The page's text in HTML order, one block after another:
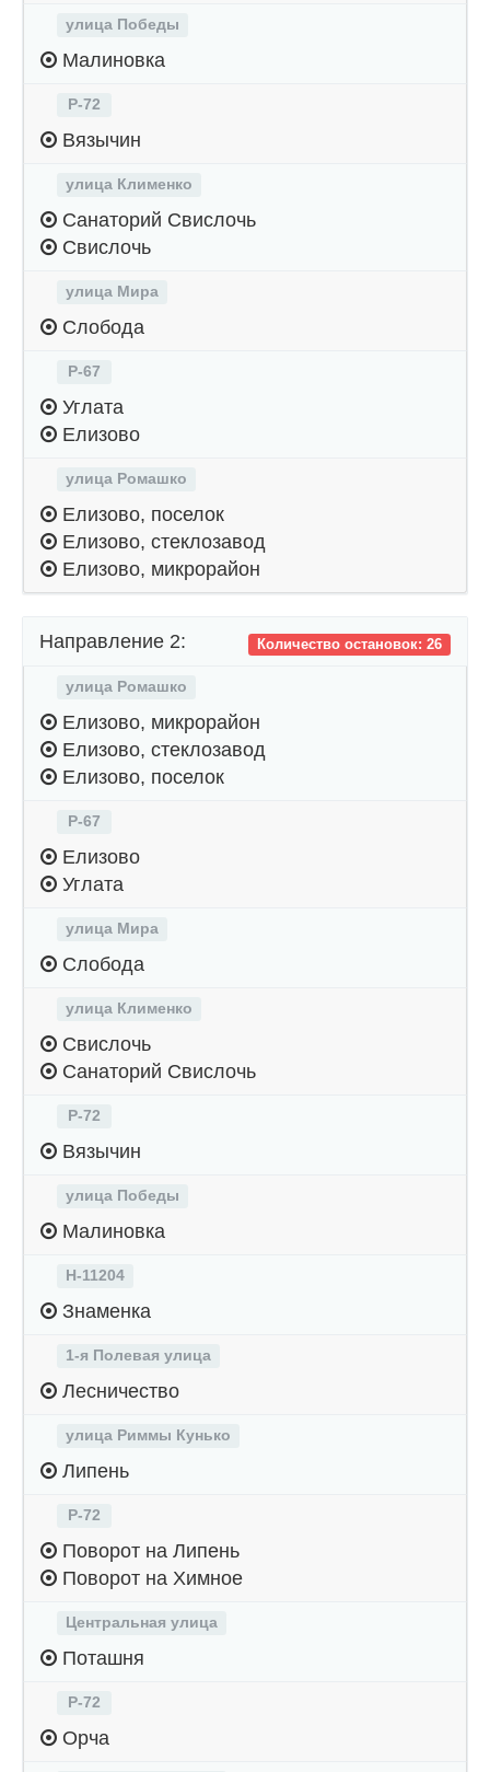
улица Победы
Малиновка
Р-72
Вязычин
улица Клименко
Санаторий Свислочь
Свислочь
улица Мира
Слобода
Р-67
Углата
Елизово
улица Ромашко
Елизово, поселок
Елизово, стеклозавод
Елизово, микрорайон
Количество остановок: 26
Направление 2:
улица Ромашко
Елизово, микрорайон
Елизово, стеклозавод
Елизово, поселок
Р-67
Елизово
Углата
улица Мира
Слобода
улица Клименко
Свислочь
Санаторий Свислочь
Р-72
Вязычин
улица Победы
Малиновка
Н-11204
Знаменка
1-я Полевая улица
Лесничество
улица Риммы Кунько
Липень
Р-72
Поворот на Липень
Поворот на Химное
Центральная улица
Поташня
Р-72
Орча